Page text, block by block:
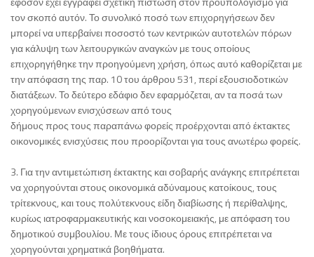
τον σκοπό αυτόν. Το συνολικό ποσό των επιχορηγήσεων δεν
μπορεί να υπερβαίνει ποσοστό των κεντρικών αυτοτελών πόρων
για κάλυψη των λειτουργικών αναγκών με τους οποίους
επιχορηγήθηκε την προηγούμενη χρήση, όπως αυτό καθορίζεται με
την απόφαση της παρ. 10 του άρθρου 531, περί εξουσιοδοτικών
διατάξεων. Το δεύτερο εδάφιο δεν εφαρμόζεται, αν τα ποσά των
χορηγούμενων ενισχύσεων από τους
δήμους προς τους παραπάνω φορείς προέρχονται από έκτακτες
οικονομικές ενισχύσεις που προορίζονται για τους ανωτέρω φορείς.
3. Για την αντιμετώπιση έκτακτης και σοβαρής ανάγκης επιτρέπεται
να χορηγούνται στους οικονομικά αδύναμους κατοίκους, τους
τρίτεκνους, και τους πολύτεκνους είδη διαβίωσης ή περίθαλψης,
κυρίως ιατροφαρμακευτικής και νοσοκομειακής, με απόφαση του
δημοτικού συμβουλίου. Με τους ίδιους όρους επιτρέπεται να
χορηγούνται χρηματικά βοηθήματα.